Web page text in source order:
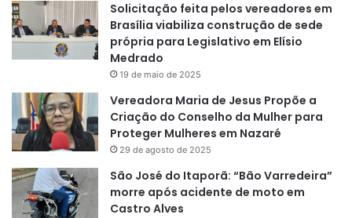
Solicitação feita pelos vereadores em
Brasília viabiliza construção de sede
própria para Legislativo em Elísio
Medrado
19 de maio de 2025
Vereadora Maria de Jesus Propõe a
Criação do Conselho da Mulher para
Proteger Mulheres em Nazaré
29 de agosto de 2025
São José do Itaporã: “Bão Varredeira”
morre após acidente de moto em
Castro Alves